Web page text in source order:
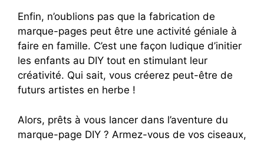
Enfin, n’oublions pas que la fabrication de
marque-pages peut être une activité géniale à
faire en famille. C’est une façon ludique d’initier
les enfants au DIY tout en stimulant leur
créativité. Qui sait, vous créerez peut-être de
futurs artistes en herbe !
Alors, prêts à vous lancer dans l’aventure du
marque-page DIY ? Armez-vous de vos ciseaux,